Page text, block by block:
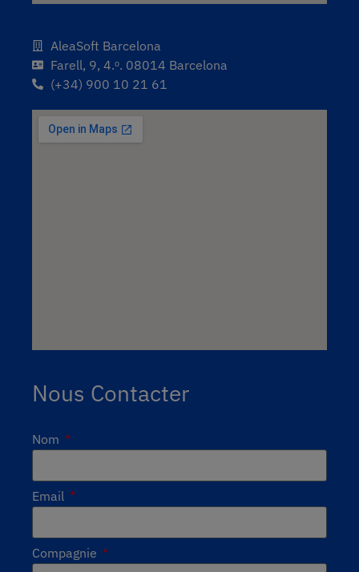
AleaSoft Barcelona
Farell, 9, 4.ᵒ. 08014 Barcelona
(+34) 900 10 21 61
Nous Contacter
Nom
Email
Compagnie